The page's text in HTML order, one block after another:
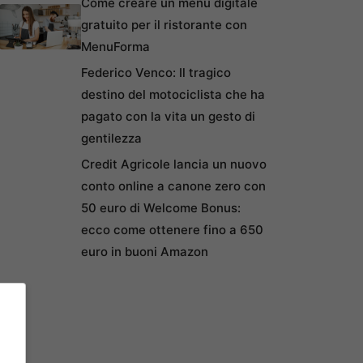
gratuito per il ristorante con
MenuForma
Federico Venco: Il tragico
destino del motociclista che ha
pagato con la vita un gesto di
gentilezza
Credit Agricole lancia un nuovo
conto online a canone zero con
50 euro di Welcome Bonus:
ecco come ottenere fino a 650
euro in buoni Amazon